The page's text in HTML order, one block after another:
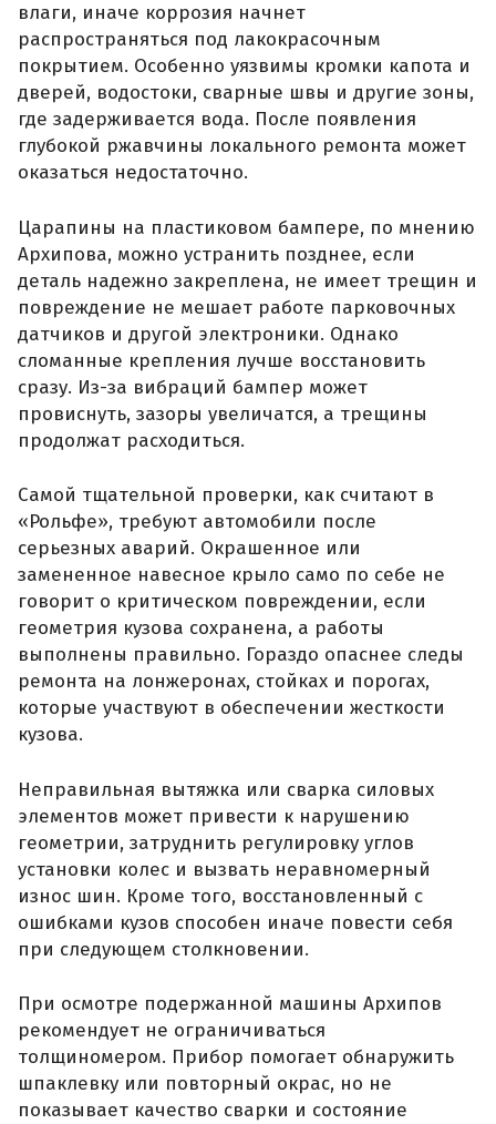
влаги, иначе коррозия начнет
распространяться под лакокрасочным
покрытием. Особенно уязвимы кромки капота и
дверей, водостоки, сварные швы и другие зоны,
где задерживается вода. После появления
глубокой ржавчины локального ремонта может
оказаться недостаточно.
Царапины на пластиковом бампере, по мнению
Архипова, можно устранить позднее, если
деталь надежно закреплена, не имеет трещин и
повреждение не мешает работе парковочных
датчиков и другой электроники. Однако
сломанные крепления лучше восстановить
сразу. Из-за вибраций бампер может
провиснуть, зазоры увеличатся, а трещины
продолжат расходиться.
Самой тщательной проверки, как считают в
«Рольфе», требуют автомобили после
серьезных аварий. Окрашенное или
замененное навесное крыло само по себе не
говорит о критическом повреждении, если
геометрия кузова сохранена, а работы
выполнены правильно. Гораздо опаснее следы
ремонта на лонжеронах, стойках и порогах,
которые участвуют в обеспечении жесткости
кузова.
Неправильная вытяжка или сварка силовых
элементов может привести к нарушению
геометрии, затруднить регулировку углов
установки колес и вызвать неравномерный
износ шин. Кроме того, восстановленный с
ошибками кузов способен иначе повести себя
при следующем столкновении.
При осмотре подержанной машины Архипов
рекомендует не ограничиваться
толщиномером. Прибор помогает обнаружить
шпаклевку или повторный окрас, но не
показывает качество сварки и состояние